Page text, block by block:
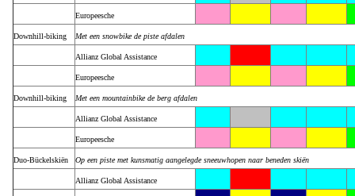
Europeesche
Downhill-biking Met een snowbike de piste afdalen
Allianz Global Assistance
Europeesche
Downhill-biking Met een mountainbike de berg afdalen
Allianz Global Assistance
Europeesche
Duo-Bückelskiën Op een piste met kunsmatig aangelegde sneeuwhopen naar beneden skiën
Allianz Global Assistance